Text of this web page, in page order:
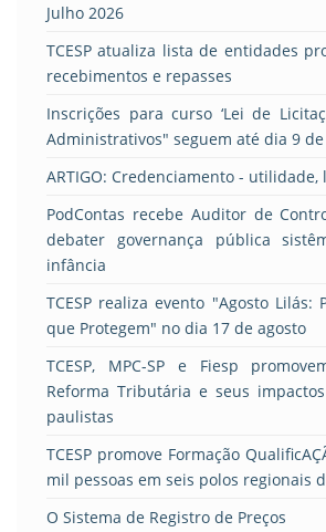
Julho 2026
TCESP atualiza lista de entidades
recebimentos e repasses
Inscrições para curso ‘Lei de
Administrativos" seguem até dia 9
ARTIGO: Credenciamento - utilidade,
PodContas recebe Auditor de
debater governança pública
infância
TCESP realiza evento "Agosto Lilás:
que Protegem" no dia 17 de agosto
TCESP, MPC-SP e Fiesp
Reforma Tributária e seus
paulistas
TCESP promove Formação
mil pessoas em seis polos regionais
O Sistema de Registro de Preços